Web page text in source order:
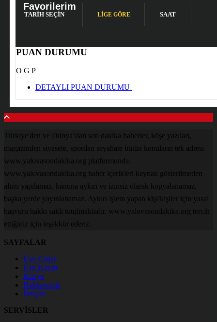
TARIH SEÇIN LİGE GÖRE SAAT
Favorilerim
PUAN DURUMU
O G P
DETAYLI PUAN DURUMU
Türkiye'den ve Dünya’dan son dakika haberler, köşe yazıları,
magazinden siyasete, spordan seyahate bütün konuların tek adresi
www.yalovasondakika.org platformunda;
www.yalovasondakika.org haber içerikleri kaynak gösterilmeden
alıntı yapılamaz, kanuna aykırı ve izinsiz olarak kopyalanamaz,
başka yerde yayınlanamaz. Aykırı işlem yapan kişi/kişiler için yasal
başvuru hakkı saklı tutulmaktadır. www.yalovasondakika.org tercih
ettiğiniz için teşekkür ederiz.
SAYFALAR
Üye Girişi
Üye Kaydı
Künye
Hakkımızda
İletişim
SERVİSLER